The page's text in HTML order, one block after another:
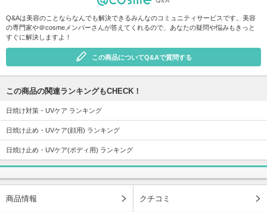
Q&Aは美容のことならなんでも解決できるみんなのコミュニティサービスです。美容
の専門家や＠cosmeメンバーさんが答えてくれるので、あなたの疑問や悩みもきっと
すぐに解決しますよ！
この商品についてQ&Aで質問する
この商品の関連ランキングもCHECK！
日焼け対策・UVケア ランキング
日焼け止め・UVケア(顔用) ランキング
日焼け止め・UVケア(ボディ用) ランキング
商品情報 クチコミ